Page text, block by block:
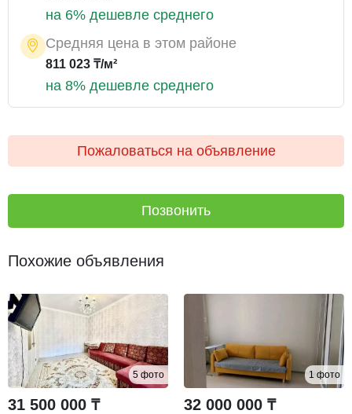
на 6% дешевле среднего
Средняя цена в этом районе
811 023 ₸/м²
на 8% дешевле среднего
Пожаловаться на объявление
Позвонить
Похожие объявления
5 фото
31 500 000 ₸
1 фото
32 000 000 ₸